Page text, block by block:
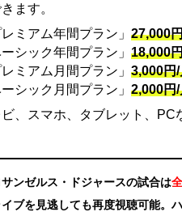
ます。
レミアム年間プラン」 27,000
ーシック年間プラン」 18,000
レミアム月間プラン」 3,000円
ーシック月間プラン」 2,000円
、スマホ、タブレット、PC
ンゼルス・ドジャースの試合は
ブを見逃しても再度視聴可能。